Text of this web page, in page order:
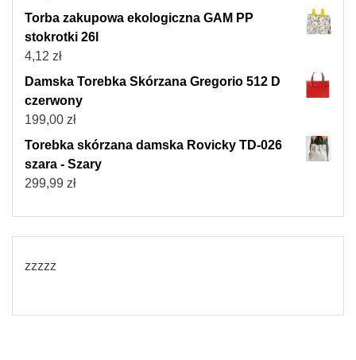
Torba zakupowa ekologiczna GAM PP
stokrotki 26l
4,12 zł
Damska Torebka Skórzana Gregorio 512 D
czerwony
199,00 zł
Torebka skórzana damska Rovicky TD-026
szara - Szary
299,99 zł
zzzzz